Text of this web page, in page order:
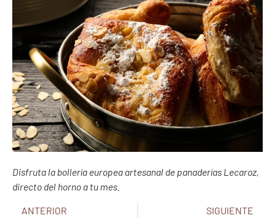
Disfruta la bollería europea artesanal de panaderías Lecaroz,
directo del horno a tu mes.
ANTERIOR SIGUIENTE